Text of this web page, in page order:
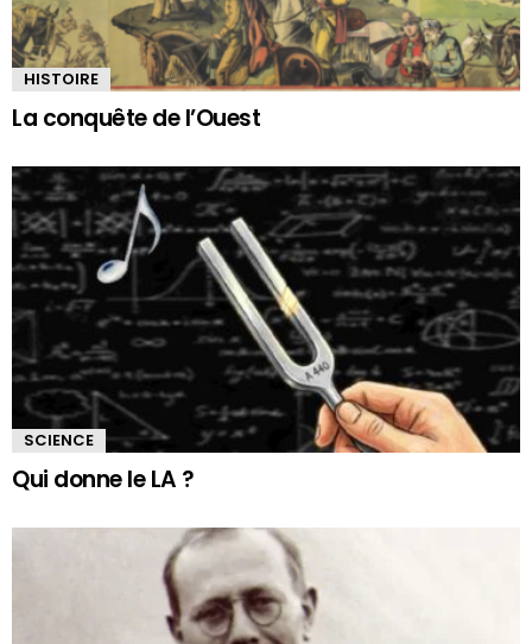
HISTOIRE
La conquête de l’Ouest
SCIENCE
Qui donne le LA ?